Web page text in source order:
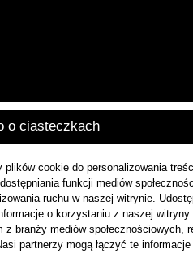
o ciasteczkach
plików cookie do personalizowania
funkcji mediów
ruchu w naszej witrynie.
o korzystaniu z naszej witryny
z branży mediów społecznościowych,
partnerzy mogą łączyć te